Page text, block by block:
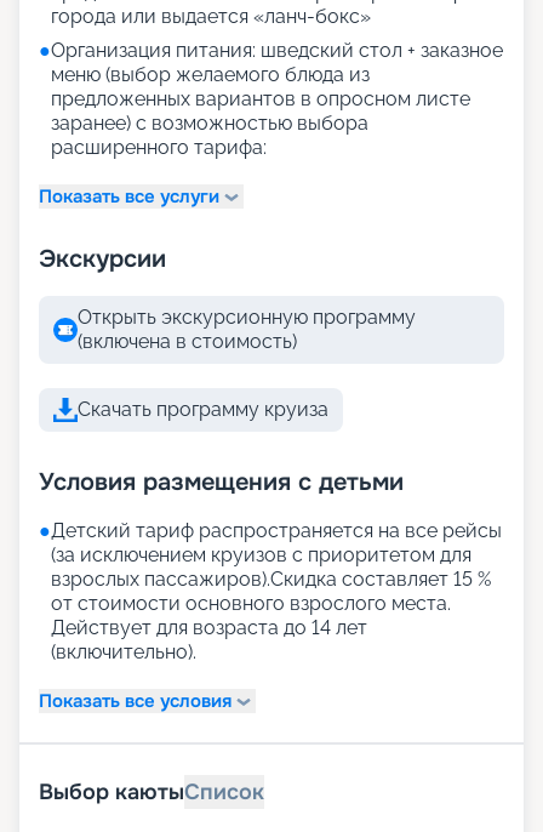
города или выдается «ланч-бокс»
●Организация питания: шведский стол + заказное
меню (выбор желаемого блюда из
предложенных вариантов в опросном листе
заранее) с возможностью выбора
расширенного тарифа:
Показать все услуги
Экскурсии
Открыть экскурсионную программу
(включена в стоимость)
Скачать программу круиза
Условия размещения с детьми
●Детский тариф распространяется на все рейсы
(за исключением круизов с приоритетом для
взрослых пассажиров).Скидка составляет 15 %
от стоимости основного взрослого места.
Действует для возраста до 14 лет
(включительно).
Показать все условия
Выбор каютыСписок